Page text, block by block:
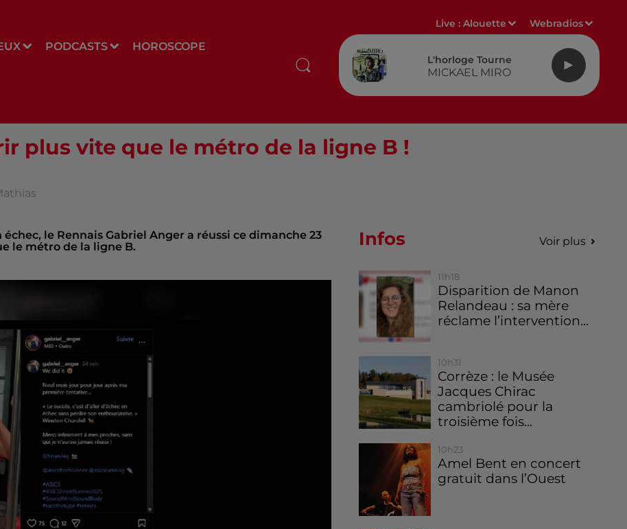
PODCASTS HOROSCOPE
Live :Alouette Webradios
L'horloge Tourne
MICKAEL MIRO
plus vite que le métro de la ligne B !
le Rennais Gabriel Anger a réussi ce dimanche 23
le métro de la ligne B.
Infos Voir plus
11h18
Disparition de Manon
Relandeau : sa mère
réclame l’intervention...
10h31
Corrèze : le Musée
Jacques Chirac
cambriolé pour la
troisième fois...
10h23
Amel Bent en concert
gratuit dans l’Ouest